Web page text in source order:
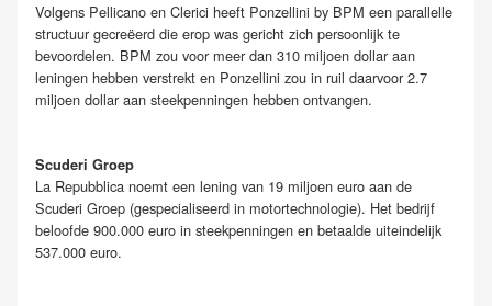
Volgens Pellicano en Clerici heeft Ponzellini by BPM een parallelle
structuur gecreëerd die erop was gericht zich persoonlijk te
bevoordelen. BPM zou voor meer dan 310 miljoen dollar aan
leningen hebben verstrekt en Ponzellini zou in ruil daarvoor 2.7
miljoen dollar aan steekpenningen hebben ontvangen.
Scuderi Groep
La Repubblica noemt een lening van 19 miljoen euro aan de
Scuderi Groep (gespecialiseerd in motortechnologie). Het bedrijf
beloofde 900.000 euro in steekpenningen en betaalde uiteindelijk
537.000 euro.